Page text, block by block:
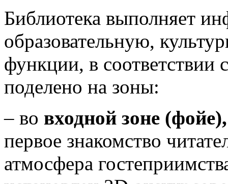
Библиотека выполняет
образовательную,
функции, в соответствии
поделено на зоны:
– во входной зоне
первое знакомство
атмосфера